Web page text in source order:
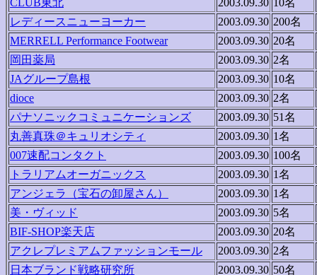
CLUB東北
2003.09.30 10名
レディースニューヨーカー
2003.09.30 200名
MERRELL Performance Footwear
2003.09.30 20名
岡田薬局
2003.09.30 2名
JAグループ島根
2003.09.30 10名
dioce
2003.09.30 2名
パナソニックコミュニケーションズ
2003.09.30 51名
丸善真珠＠キュリオシティ
2003.09.30 1名
007速配コンタクト
2003.09.30 100名
トラリアムオーガニックス
2003.09.30 1名
アンジェラ（宝石の卸屋さん）
2003.09.30 1名
美・ヴィッド
2003.09.30 5名
BIF-SHOP楽天店
2003.09.30 20名
アクレプレミアムファッションモール
2003.09.30 2名
日本ブランド戦略研究所
2003.09.30 50名